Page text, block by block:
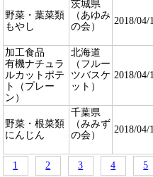
野菜・葉菜類
もやし
茨城県
（あゆみ
の会）
2018/04/
加工食品
有機ナチュラ
ルカットポテ
ト（プレー
ン）
北海道
（フルー
ツバスケ
ット）
2018/04/
野菜・根菜類
にんじん
千葉県
（みみず
の会）
2018/04/
1 2 3 4 5